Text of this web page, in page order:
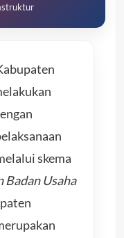
skema
Badan Usaha